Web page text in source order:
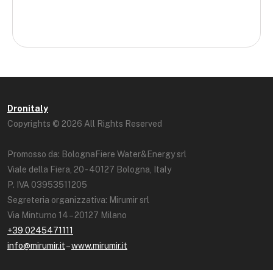
Dronitaly
Copyrights © 2026 All Rights Reserved
Promosso da: BolognaFiere Water&Energy srl
Viale della Fiera, 20 - 40127 Bologna, Italy
P. IVA 03953511205
Segreteria organizzativa: Mirumir srl
Via Minturno 14 – 20127 Milano
+39 0245471111
info@mirumir.it–www.mirumir.it